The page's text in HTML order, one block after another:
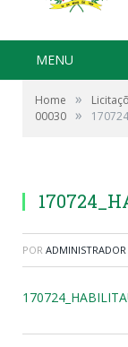
MENU
Home »
00030 »
POR ADMINISTRADOR